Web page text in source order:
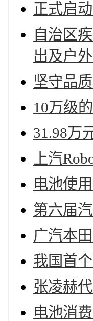
正式启
自治区
出及户
坚守品
10万级
31.98万
上汽
电池使
第六届
广汽本
我国首
张凌赫
电池消